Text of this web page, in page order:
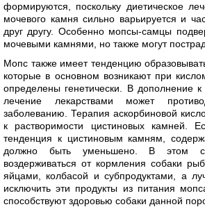
формируются, поскольку диетическое
мочевого камня сильно варьируется и
друг другу. Особенно мопсы-самцы
мочевыми камнями, но также могут
Мопс также имеет тенденцию
которые в основном возникают при
определены генетически. В дополнение к
лечение лекарствами может
заболеванию. Терапия аскорбиновой
к растворимости цистиновых камней.
тенденция к цистиновым камням,
должно быть уменьшено. В этом
воздерживаться от кормления собаки
яйцами, колбасой и субпродуктами, а
исключить эти продукты из питания
способствуют здоровью собаки данной